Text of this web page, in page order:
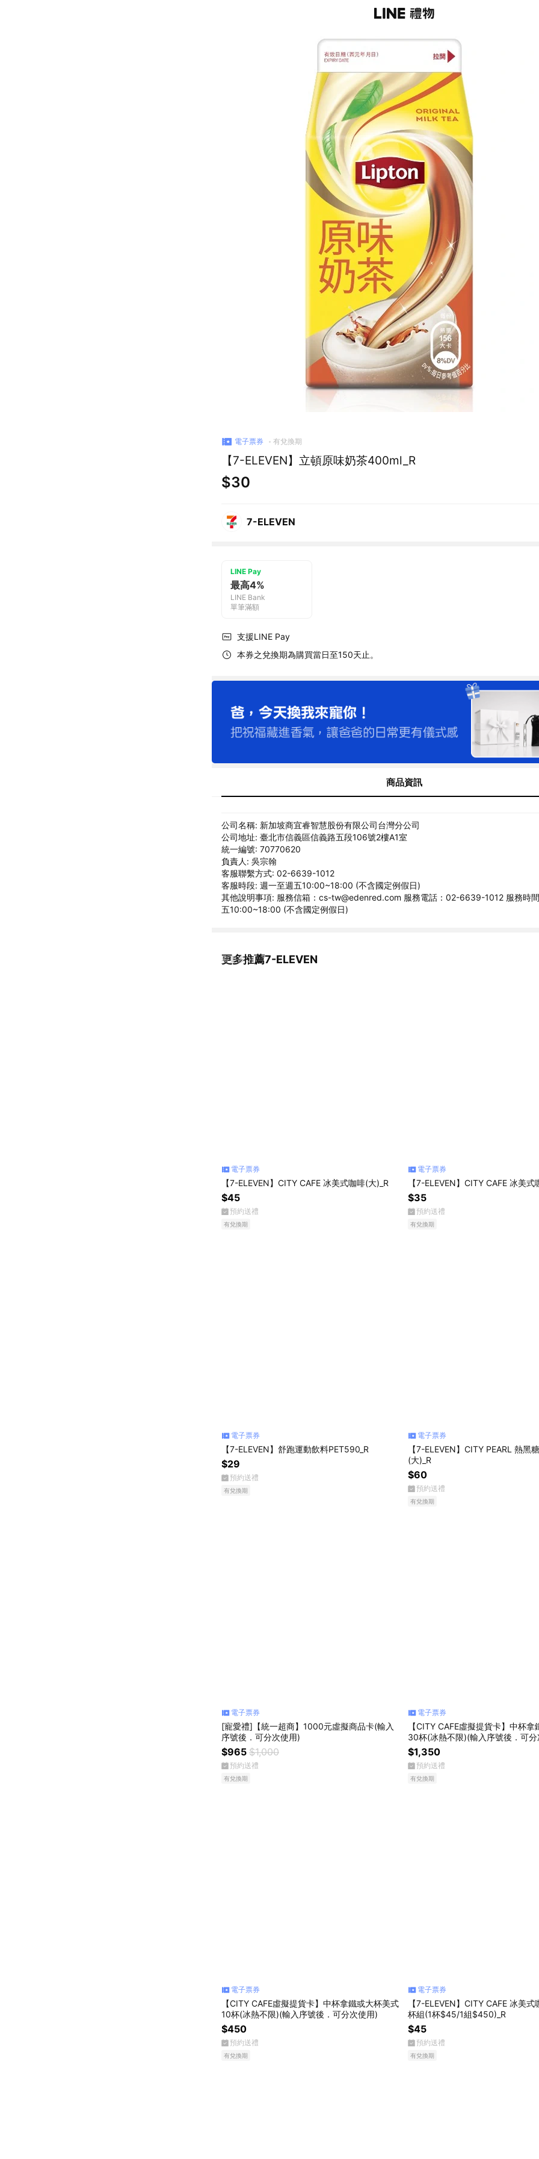
電子票券 有兌換期
【7-ELEVEN】立頓原味奶茶400ml_R
$30
7-ELEVEN
LINE Pay
最高4%
LINE Bank
單筆滿額
支援LINE Pay
本券之兌換期為購買當日至150天止。
商品資訊
公司名稱: 新加坡商宜睿智慧股份有限公司台灣分公司
公司地址: 臺北市信義區信義路五段106號2樓A1室
統一編號: 70770620
負責人: 吳宗翰
客服聯繫方式: 02-6639-1012
客服時段: 週一至週五10:00~18:00 (不含國定例假日)
其他說明事項: 服務信箱：cs-tw@edenred.com 服務電話：02-6639-1012 服務時
五10:00~18:00 (不含國定例假日)
更多推薦7-ELEVEN
看更多
電子票券
【7-ELEVEN】CITY CAFE 冰美式咖啡(大)_R
$45
預約送禮
有兌換期
電子票券
【7-ELEVEN】CITY CAFE 冰美式
$35
預約送禮
有兌換期
電子票券
【7-ELEVEN】舒跑運動飲料PET590_R
$29
預約送禮
有兌換期
電子票券
【7-ELEVEN】CITY PEARL 熱黑
(大)_R
$60
預約送禮
有兌換期
電子票券
[寵愛禮]【統一超商】1000元虛擬商品卡(輸入
序號後．可分次使用)
$965 $1,000
預約送禮
有兌換期
電子票券
【CITY CAFE虛擬提貨卡】中杯
30杯(冰熱不限)(輸入序號後．可分
$1,350
預約送禮
有兌換期
電子票券
【CITY CAFE虛擬提貨卡】中杯拿鐵或大杯美式
10杯(冰熱不限)(輸入序號後．可分次使用)
$450
預約送禮
有兌換期
電子票券
【7-ELEVEN】CITY CAFE 冰美
杯組(1杯$45/1組$450)_R
$45
預約送禮
有兌換期